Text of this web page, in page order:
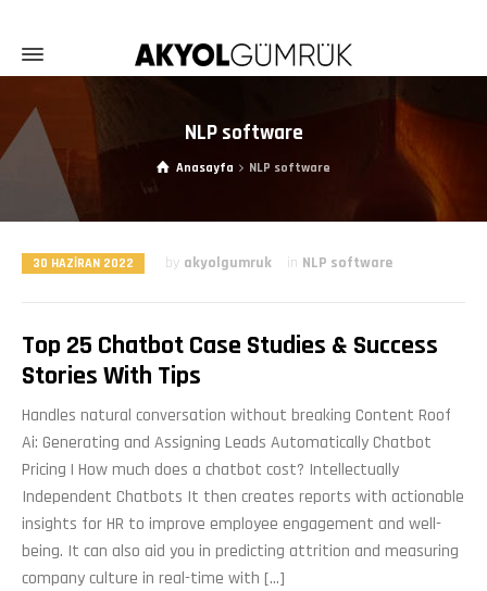
NLP software
Anasayfa NLP software
30 HAZIRAN 2022 by akyolgumruk in NLP software
Top 25 Chatbot Case Studies & Success
Stories With Tips
Handles natural conversation without breaking Content Roof
Ai: Generating and Assigning Leads Automatically Chatbot
Pricing | How much does a chatbot cost? Intellectually
Independent Chatbots It then creates reports with actionable
insights for HR to improve employee engagement and well-
being. It can also aid you in predicting attrition and measuring
company culture in real-time with […]